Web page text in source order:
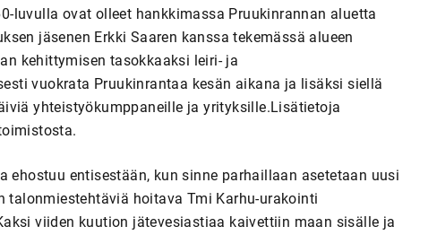
luvulla ovat olleet hankkimassa Pruukinrannan aluetta
jäsenen Erkki Saaren kanssa tekemässä alueen
kehittymisen tasokkaaksi leiri- ja
vuokrata Pruukinrantaa kesän aikana ja lisäksi siellä
yhteistyökumppaneille ja yrityksille.Lisätietoja
ehostuu entisestään, kun sinne parhaillaan asetetaan uusi
talonmiestehtäviä hoitava Tmi Karhu-urakointi
viiden kuution jätevesiastiaa kaivettiin maan sisälle ja